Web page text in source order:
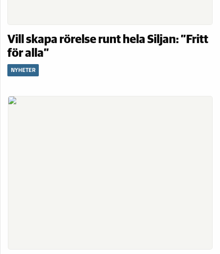
Vill skapa rörelse runt hela Siljan: ”Fritt
för alla”
NYHETER